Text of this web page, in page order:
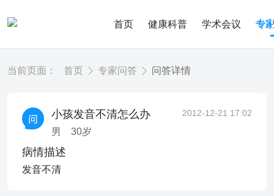
首页 健康科普 学术会议 专
当前页面： 首页 专家问答 问答详情
小孩发音不清怎么办
男 30岁
2012-12-21 17:02
病情描述
发音不清